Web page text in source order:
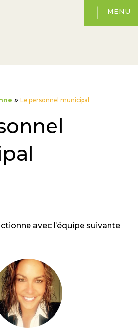
MENU
» Le personnel municipal
avec l’équipe suivante